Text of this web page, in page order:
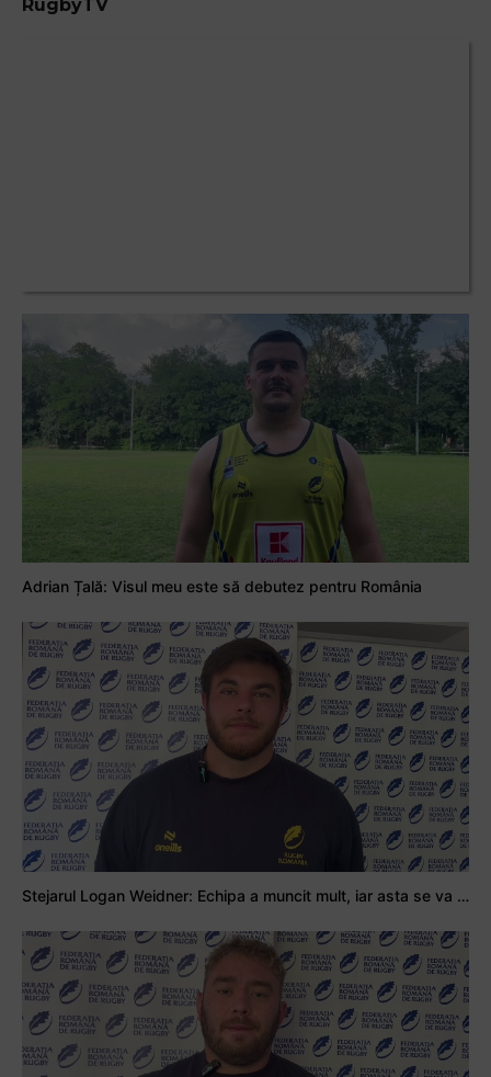
RugbyTV
Adrian Țală: Visul meu este să debutez pentru România
Stejarul Logan Weidner: Echipa a muncit mult, iar asta se va vedea în meciurile de la Nations Cup